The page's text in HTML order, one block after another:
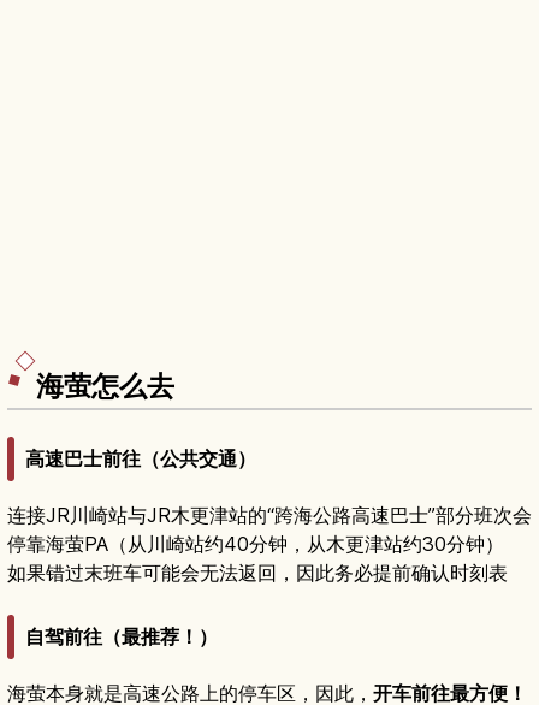
海萤怎么去
高速巴士前往（公共交通）
连接JR川崎站与JR木更津站的“跨海公路高速巴士”部分班次会
停靠海萤PA（从川崎站约40分钟，从木更津站约30分钟）
如果错过末班车可能会无法返回，因此务必提前确认时刻表
自驾前往（最推荐！）
海萤本身就是高速公路上的停车区，因此， 开车前往最方便！